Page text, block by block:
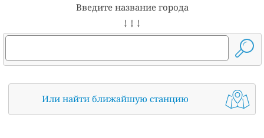
Введите название города
↓ ↓ ↓
Или найти ближайшую станцию